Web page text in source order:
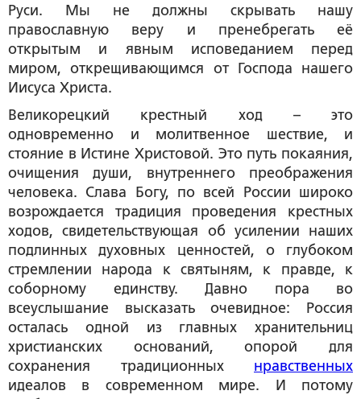
Руси. Мы не должны скрывать нашу
православную веру и пренебрегать её
открытым и явным исповеданием перед
миром, открещивающимся от Господа нашего
Иисуса Христа.
Великорецкий крестный ход – это
одновременно и молитвенное шествие, и
стояние в Истине Христовой. Это путь покаяния,
очищения души, внутреннего преображения
человека. Слава Богу, по всей России широко
возрождается традиция проведения крестных
ходов, свидетельствующая об усилении наших
подлинных духовных ценностей, о глубоком
стремлении народа к святыням, к правде, к
соборному единству. Давно пора во
всеуслышание высказать очевидное: Россия
осталась одной из главных хранительниц
христианских оснований, опорой для
сохранения традиционных нравственных
идеалов в современном мире. И потому